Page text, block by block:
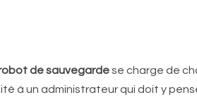
de sauvegardese charge de
à un administrateur qui doit y